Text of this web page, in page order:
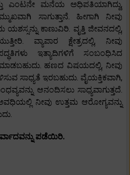
ಎಂಟನೇ ಮನೆಯ ಅಧಿಪತಿಯಾಗಿದ್ದು,
ಸಾಗುತ್ತಾನೆ. ಹೀಗಾಗಿ ನೀವು
ಕಾಣುವಿರಿ. ವೃತ್ತಿ ಜೀವನದಲ್ಲಿ,
ವ್ಯಾಪಾರ ಕ್ಷೇತ್ರದಲ್ಲಿ, ನೀವು
ಇತ್ಯಾದಿಗಳಿಗೆ ಸಂಬಂಧಿಸಿದ
ಹಣದ ವಿಷಯದಲ್ಲಿ, ನೀವು
ಸಾಧ್ಯತೆ ಇರಬಹುದು. ವೈಯಕ್ತಿಕವಾಗಿ,
ಆನಂದಿಸಲು ಸಾಧ್ಯವಾಗುತ್ತದೆ.
ನೀವು ಉತ್ತಮ ಆರೋಗ್ಯವನ್ನು
ಪಡೆಯಿರಿ.